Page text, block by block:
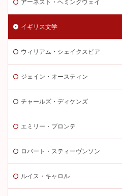
アーネスト・ヘミングウェイ
イギリス文学
ウィリアム・シェイクスピア
ジェイン・オースティン
チャールズ・ディケンズ
エミリー・ブロンテ
ロバート・スティーヴンソン
ルイス・キャロル